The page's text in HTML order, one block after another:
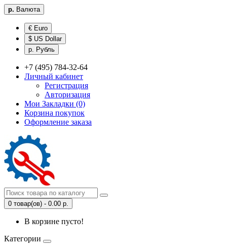
р. Валюта
€ Euro
$ US Dollar
р. Рубль
+7 (495) 784-32-64
Личный кабинет
Регистрация
Авторизация
Мои Закладки (0)
Корзина покупок
Оформление заказа
0 товар(ов) - 0.00 р.
В корзине пусто!
Категории